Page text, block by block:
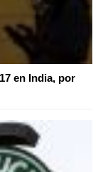
en India, por